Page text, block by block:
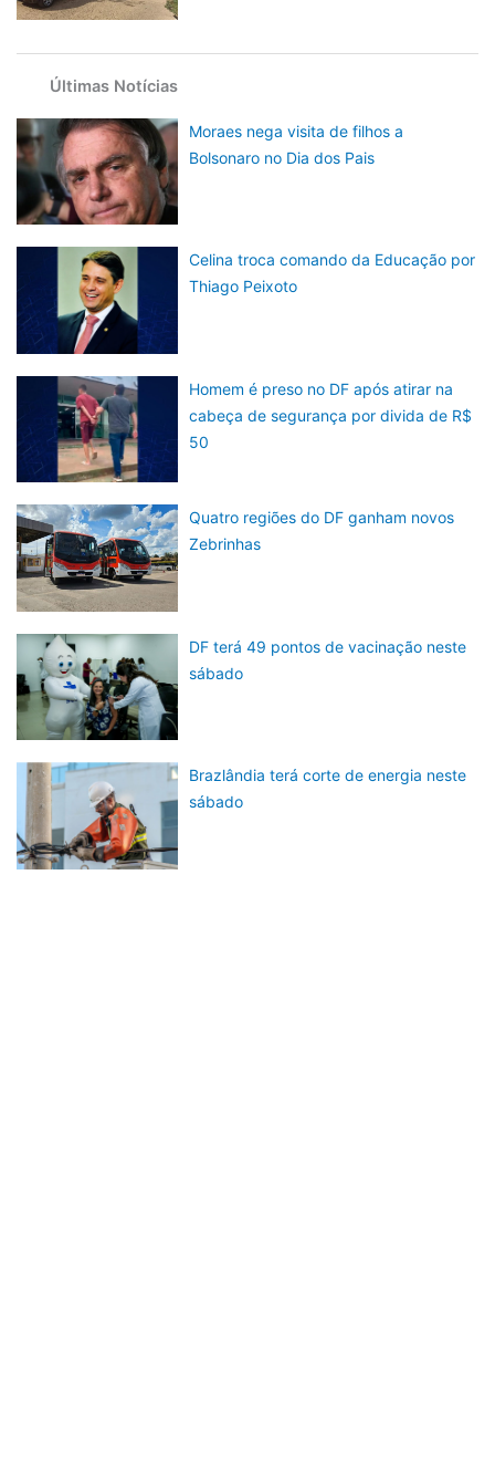
Últimas Notícias
Moraes nega visita de filhos a
Bolsonaro no Dia dos Pais
Celina troca comando da Educação por
Thiago Peixoto
Homem é preso no DF após atirar na
cabeça de segurança por divida de R$
50
Quatro regiões do DF ganham novos
Zebrinhas
DF terá 49 pontos de vacinação neste
sábado
Brazlândia terá corte de energia neste
sábado